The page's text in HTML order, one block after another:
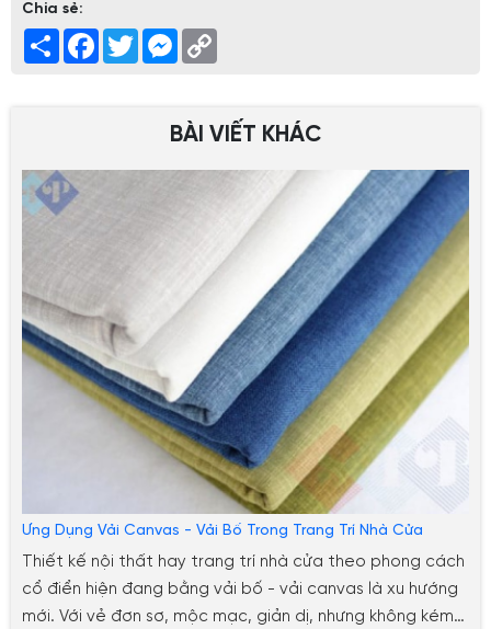
Chia sẻ:
Share Facebook
TwitterMessenger
BÀI VIẾT KHÁC
Ứng Dụng Vải Canvas - Vải Bố Trong Trang Trí Nhà Cửa
Thiết kế nội thất hay trang trí nhà cửa theo phong cách
cổ điển hiện đang bằng vải bố - vải canvas là xu hướng
mới. Với vẻ đơn sơ, mộc mạc, giản dị, nhưng không kém